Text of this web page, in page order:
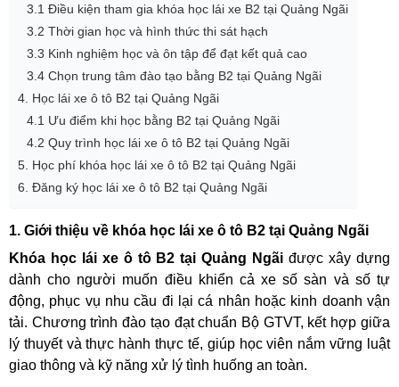
3.1 Điều kiện tham gia khóa học lái xe B2 tại Quảng Ngãi
3.2 Thời gian học và hình thức thi sát hạch
3.3 Kinh nghiệm học và ôn tập để đạt kết quả cao
3.4 Chọn trung tâm đào tạo bằng B2 tại Quảng Ngãi
4. Học lái xe ô tô B2 tại Quảng Ngãi
4.1 Ưu điểm khi học bằng B2 tại Quảng Ngãi
4.2 Quy trình học lái xe ô tô B2 tại Quảng Ngãi
5. Học phí khóa học lái xe ô tô B2 tại Quảng Ngãi
6. Đăng ký học lái xe ô tô B2 tại Quảng Ngãi
1. Giới thiệu về khóa học lái xe ô tô B2 tại Quảng Ngãi
Khóa học lái xe ô tô B2 tại Quảng Ngãi được xây dựng
dành cho người muốn điều khiển cả xe số sàn và số tự
động, phục vụ nhu cầu đi lại cá nhân hoặc kinh doanh vận
tải. Chương trình đào tạo đạt chuẩn Bộ GTVT, kết hợp giữa
lý thuyết và thực hành thực tế, giúp học viên nắm vững luật
giao thông và kỹ năng xử lý tình huống an toàn.